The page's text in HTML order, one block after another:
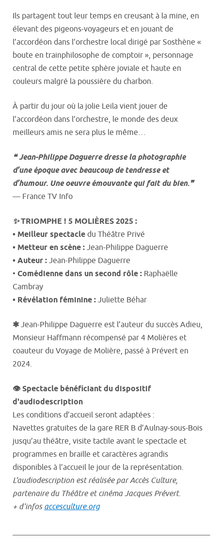
Ils partagent tout leur temps en creusant à la mine, en
élevant des pigeons-voyageurs et en jouant de
l’accordéon dans l’orchestre local dirigé par Sosthène «
boute en trainphilosophe de comptoir », personnage
central de cette petite sphère joviale et haute en
couleurs malgré la poussière du charbon.
À partir du jour où la jolie Leila vient jouer de
l’accordéon dans l’orchestre, le monde des deux
meilleurs amis ne sera plus le même…
❝ Jean-Philippe Daguerre dresse la photographie
d’une époque avec beaucoup de tendresse et
d’humour. Une oeuvre émouvante qui fait du bien.❞
— France TV Info
✨TRIOMPHE ! 5 MOLIÈRES 2025 :
• Meilleur spectacle du Théâtre Privé
• Metteur en scène : Jean-Philippe Daguerre
• Auteur : Jean-Philippe Daguerre
• Comédienne dans un second rôle : Raphaëlle
Cambray
• Révélation féminine : Juliette Béhar
✱ Jean-Philippe Daguerre est l’auteur du succès Adieu,
Monsieur Haffmann récompensé par 4 Molières et
coauteur du Voyage de Molière, passé à Prévert en
2024.
👁️ Spectacle bénéficiant du dispositif
d'audiodescription
Les conditions d’accueil seront adaptées :
Navettes gratuites de la gare RER B d’Aulnay-sous-Bois
jusqu’au théâtre, visite tactile avant le spectacle et
programmes en braille et caractères agrandis
disponibles à l’accueil le jour de la représentation.
L’audiodescription est réalisée par Accès Culture,
partenaire du Théâtre et cinéma Jacques Prévert.
+ d'infos accesculture.org